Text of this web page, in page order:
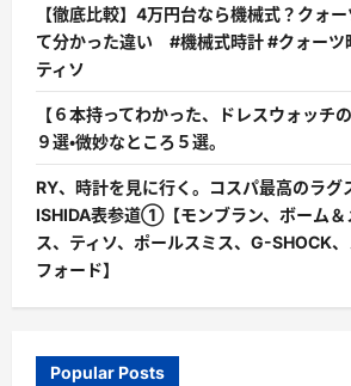
【徹底比較】4万円台なら機械式？クォ
て分かった違い #機械式時計 #クォーツ
ティソ
【６本持ってわかった、ドレスウォッチ
９選・微妙なところ５選。
RY、時計を見に行く。コスパ最高のラグ
ISHIDA表参道①【モンブラン、ボーム＆
ス、ティソ、ポールスミス、G-SHOCK
フォード】
Popular Posts